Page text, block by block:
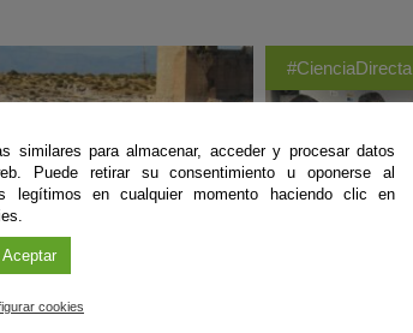
#CienciaDirecta
similares para almacenar, acceder y procesar datos
Puede retirar su consentimiento u oponerse al
legítimos en cualquier momento haciendo clic en
Aceptar
cookies